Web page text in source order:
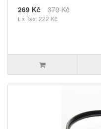
269 Kč
379 Kč
Ex Tax: 222 Kč